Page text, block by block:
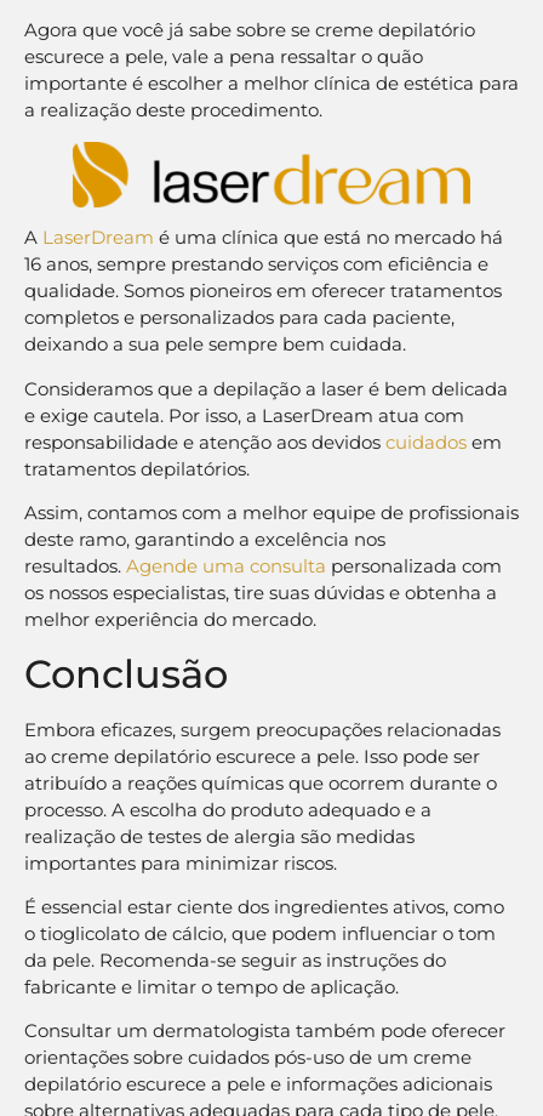
Agora que você já sabe sobre se creme depilatório
escurece a pele, vale a pena ressaltar o quão
importante é escolher a melhor clínica de estética para
a realização deste procedimento.
A LaserDream é uma clínica que está no mercado há
16 anos, sempre prestando serviços com eficiência e
qualidade. Somos pioneiros em oferecer tratamentos
completos e personalizados para cada paciente,
deixando a sua pele sempre bem cuidada.
Consideramos que a depilação a laser é bem delicada
e exige cautela. Por isso, a LaserDream atua com
responsabilidade e atenção aos devidos cuidados em
tratamentos depilatórios.
Assim, contamos com a melhor equipe de profissionais
deste ramo, garantindo a excelência nos
resultados. Agende uma consulta personalizada com
os nossos especialistas, tire suas dúvidas e obtenha a
melhor experiência do mercado.
Conclusão
Embora eficazes, surgem preocupações relacionadas
ao creme depilatório escurece a pele. Isso pode ser
atribuído a reações químicas que ocorrem durante o
processo. A escolha do produto adequado e a
realização de testes de alergia são medidas
importantes para minimizar riscos.
É essencial estar ciente dos ingredientes ativos, como
o tioglicolato de cálcio, que podem influenciar o tom
da pele. Recomenda-se seguir as instruções do
fabricante e limitar o tempo de aplicação.
Consultar um dermatologista também pode oferecer
orientações sobre cuidados pós-uso de um creme
depilatório escurece a pele e informações adicionais
sobre alternativas adequadas para cada tipo de pele.